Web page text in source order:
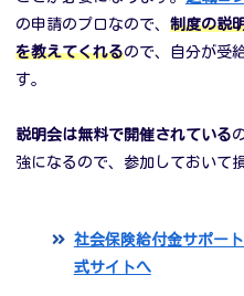
の申請のプロなので、 制度の説
を教えてくれるので、自分が受
す。
説明会は無料で開催されている
強になるので、参加しておいて
社会保険給付金サポー
式サイトへ